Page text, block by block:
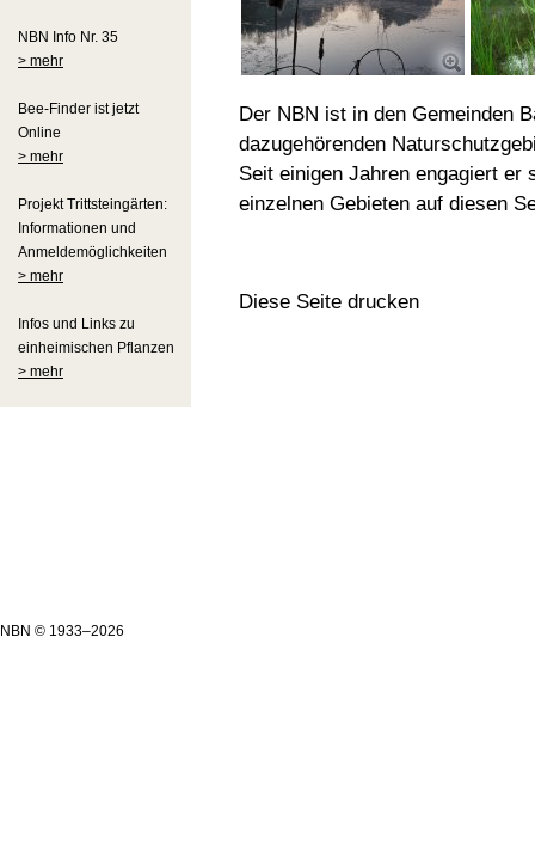
NBN Info Nr. 35
> mehr
Bee-Finder ist jetzt
Online
> mehr
Projekt Trittsteingärten:
Informationen und
Anmeldemöglichkeiten
> mehr
Infos und Links zu
einheimischen Pflanzen
> mehr
Der NBN ist in den Gemeinden
dazugehörenden
Seit einigen Jahren engagiert er
einzelnen Gebieten auf diesen
Diese Seite drucken
NBN © 1933–2026